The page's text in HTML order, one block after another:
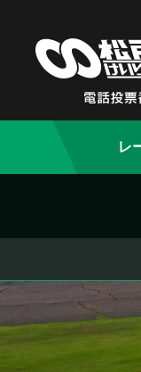
レ